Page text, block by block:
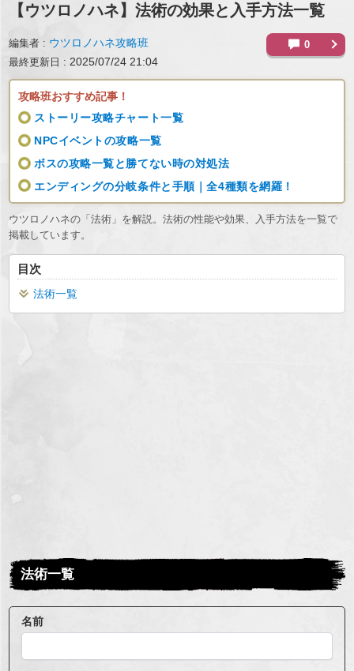
【ウツロノハネ】 法術の効果と入手方法一覧
編集者 ウツロノハネ攻略班
最終更新日 2025/07/24 21:04
0
攻略班おすすめ記事！
ストーリー攻略チャート一覧
NPCイベントの攻略一覧
ボスの攻略一覧と勝てない時の対処法
エンディングの分岐条件と手順｜全4種類を網羅！
ウツロノハネの「法術」を解説。法術の性能や効果、入手方法を一覧で
掲載しています。
目次
法術一覧
法術一覧
名前